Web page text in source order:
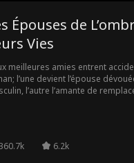
Épouses de
Vies
meilleures amies entrent
l’une devient l’épouse
l’autre l’amante de
blanche » perturbe leur vie
elles feignent leur mort et
6.2k